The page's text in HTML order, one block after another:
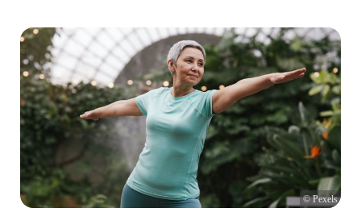
© Pexels